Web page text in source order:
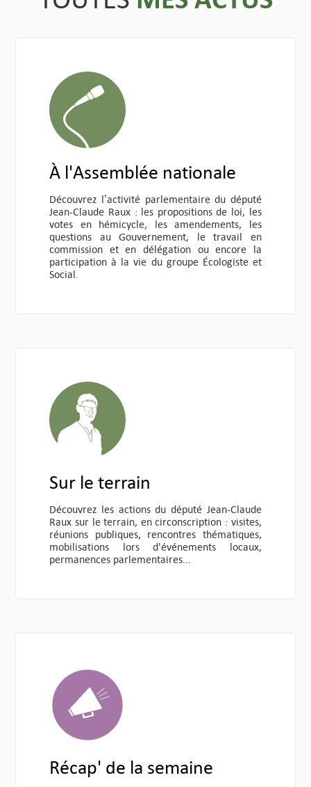
À l'Assemblée nationale
Découvrez l’activité parlementaire du député
Jean-Claude Raux : les propositions de loi, les
votes en hémicycle, les amendements, les
questions au Gouvernement, le travail en
commission et en délégation ou encore la
participation à la vie du groupe Écologiste et
Social.
Sur le terrain
Découvrez les actions du député Jean-Claude
Raux sur le terrain, en circonscription : visites,
réunions publiques, rencontres thématiques,
mobilisations lors d'événements locaux,
permanences parlementaires...
Récap' de la semaine